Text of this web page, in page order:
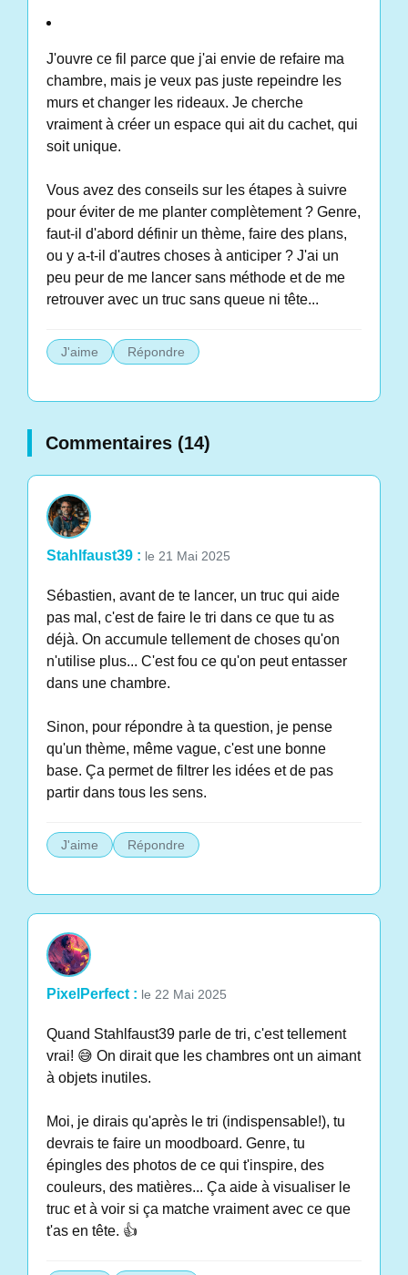
J'ouvre ce fil parce que j'ai envie de refaire ma
chambre, mais je veux pas juste repeindre les
murs et changer les rideaux. Je cherche
vraiment à créer un espace qui ait du cachet, qui
soit unique.
Vous avez des conseils sur les étapes à suivre
pour éviter de me planter complètement ? Genre,
faut-il d'abord définir un thème, faire des plans,
ou y a-t-il d'autres choses à anticiper ? J'ai un
peu peur de me lancer sans méthode et de me
retrouver avec un truc sans queue ni tête...
J'aime Répondre
Commentaires (14)
Stahlfaust39 : le 21 Mai 2025
Sébastien, avant de te lancer, un truc qui aide
pas mal, c'est de faire le tri dans ce que tu as
déjà. On accumule tellement de choses qu'on
n'utilise plus... C'est fou ce qu'on peut entasser
dans une chambre.
Sinon, pour répondre à ta question, je pense
qu'un thème, même vague, c'est une bonne
base. Ça permet de filtrer les idées et de pas
partir dans tous les sens.
J'aime Répondre
PixelPerfect : le 22 Mai 2025
Quand Stahlfaust39 parle de tri, c'est tellement
vrai! 😅 On dirait que les chambres ont un aimant
à objets inutiles.
Moi, je dirais qu'après le tri (indispensable!), tu
devrais te faire un moodboard. Genre, tu
épingles des photos de ce qui t'inspire, des
couleurs, des matières... Ça aide à visualiser le
truc et à voir si ça matche vraiment avec ce que
t'as en tête. 👍